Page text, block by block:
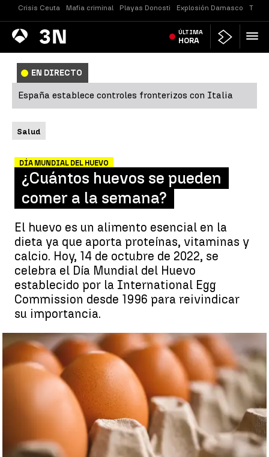
Crisis Ceuta Mafia criminal Playas Donosti Explosión Damasco
Antena
3 Noticias ÚLTIMA
HORA
EN DIRECTO
España establece controles fronterizos con Italia
Salud
DÍA MUNDIAL DEL HUEVO
¿Cuántos huevos se pueden
comer a la semana?
El huevo es un alimento esencial en la
dieta ya que aporta proteínas, vitaminas y
calcio. Hoy, 14 de octubre de 2022, se
celebra el Día Mundial del Huevo
establecido por la International Egg
Commission desde 1996 para reivindicar
su importancia.